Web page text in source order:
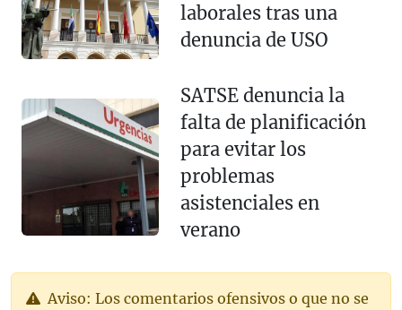
laborales tras una
denuncia de USO
SATSE denuncia la
falta de planificación
para evitar los
problemas
asistenciales en
verano
Aviso: Los comentarios ofensivos o que no se